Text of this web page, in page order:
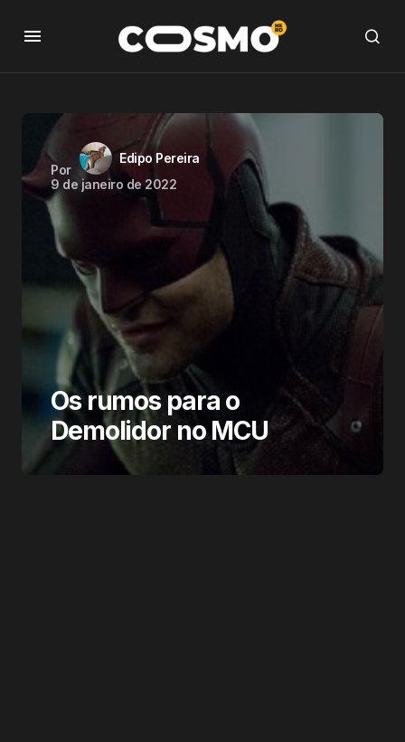
Por
Edipo Pereira
9 de janeiro de 2022
Os rumos para o
Demolidor no MCU